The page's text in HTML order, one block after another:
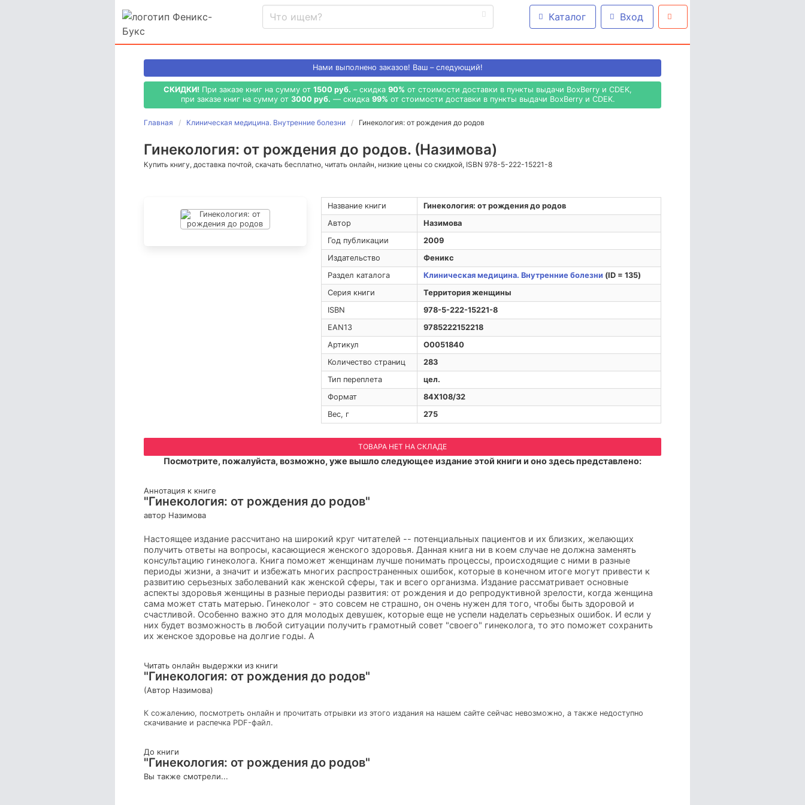
Каталог Вход
Нами выполнено заказов! Ваш – следующий!
СКИДКИ! При заказе книг на сумму от 1500 руб. – скидка 90% от стоимости доставки в пункты выдачи BoxBerry и CDEK,
при заказе книг на сумму от 3000 руб. — скидка 99% от стоимости доставки в пункты выдачи BoxBerry и CDEK.
Главная Клиническая медицина. Внутренние болезни Гинекология: от рождения до родов
Гинекология: от рождения до родов. (Назимова)
Купить книгу, доставка почтой, скачать бесплатно, читать онлайн, низкие цены со скидкой, ISBN 978-5-222-15221-8
Название книги
Гинекология: от рождения до родов
Автор
Назимова
Год публикации
2009
Издательство
Феникс
Раздел каталога
Клиническая медицина. Внутренние болезни (ID = 135)
Серия книги
Территория женщины
ISBN
978-5-222-15221-8
EAN13
9785222152218
Артикул
O0051840
Количество страниц
283
Тип переплета
цел.
Формат
84Х108/32
Вес, г
275
ТОВАРА НЕТ НА СКЛАДЕ
Посмотрите, пожалуйста, возможно, уже вышло следующее издание этой книги и оно здесь представлено:
Аннотация к книге
"Гинекология: от рождения до родов"
автор Назимова
Настоящее издание рассчитано на широкий круг читателей -- потенциальных пациентов и их близких, желающих
получить ответы на вопросы, касающиеся женского здоровья. Данная книга ни в коем случае не должна заменять
консультацию гинеколога. Книга поможет женщинам лучше понимать процессы, происходящие с ними в разные
периоды жизни, а значит и избежать многих распространенных ошибок, которые в конечном итоге могут привести к
развитию серьезных заболеваний как женской сферы, так и всего организма. Издание рассматривает основные
аспекты здоровья женщины в разные периоды развития: от рождения и до репродуктивной зрелости, когда женщина
сама может стать матерью. Гинеколог - это совсем не страшно, он очень нужен для того, чтобы быть здоровой и
счастливой. Особенно важно это для молодых девушек, которые еще не успели наделать серьезных ошибок. И если у
них будет возможность в любой ситуации получить грамотный совет "своего" гинеколога, то это поможет сохранить
их женское здоровье на долгие годы. А
Читать онлайн выдержки из книги
"Гинекология: от рождения до родов"
(Автор Назимова)
К сожалению, посмотреть онлайн и прочитать отрывки из этого издания на нашем сайте сейчас невозможно, а также недоступно
скачивание и распечка PDF-файл.
До книги
"Гинекология: от рождения до родов"
Вы также смотрели...